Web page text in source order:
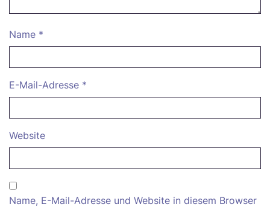
Name *
E-Mail-Adresse *
Website
Name, E-Mail-Adresse und Website in diesem Browser